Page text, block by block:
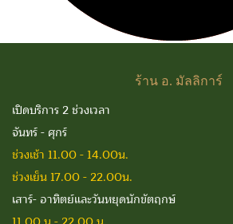
ร้าน อ. มัลลิการ์
เปิดบริการ 2 ช่วงเวลา
จันทร์ - ศุกร์
ช่วงเช้า 11.00 - 14.00น.
ช่วงเย็น 17.00 - 22.00น.
เสาร์- อาทิตย์และวันหยุดนักขัตฤกษ์